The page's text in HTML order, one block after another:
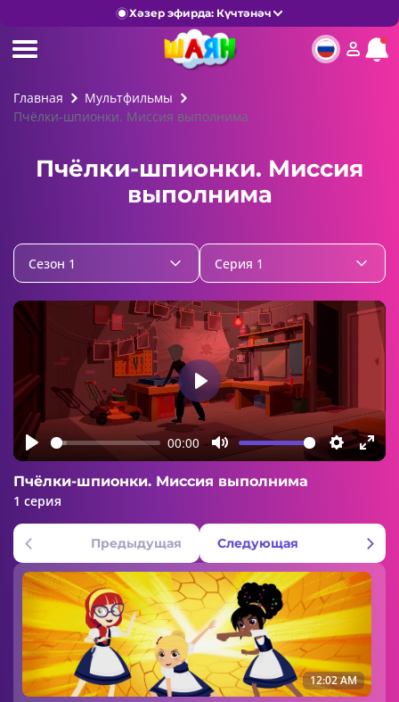
Хәзер эфирда: Күчтәнәч
Главная
Мультфильмы
Пчёлки-шпионки. Миссия выполнима
Пчёлки-шпионки. Миссия
выполнима
Сезон 1 Серия 1
Play
00:00
Mute Settings
Play
Пчёлки-шпионки. Миссия выполнима
1 серия
Предыдущая Следующая
12:02 AM